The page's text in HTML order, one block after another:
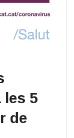
les 5
de